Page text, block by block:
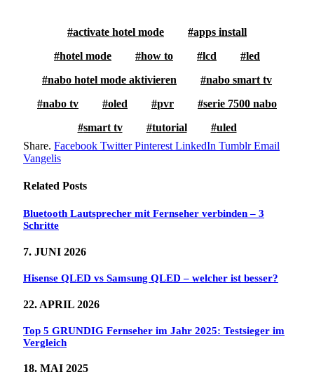
activate hotel mode
apps install
hotel mode
how to lcd
led
nabo hotel mode aktivieren
nabo smart tv
nabo tv
oled pvr
serie 7500 nabo
smart tv
tutorial
uled
Share. Facebook Twitter Pinterest LinkedIn Tumblr Email
Vangelis
Related Posts
Bluetooth Lautsprecher mit Fernseher verbinden – 3
Schritte
7. JUNI 2026
Hisense QLED vs Samsung QLED – welcher ist besser?
22. APRIL 2026
Top 5 GRUNDIG Fernseher im Jahr 2025: Testsieger im
Vergleich
18. MAI 2025